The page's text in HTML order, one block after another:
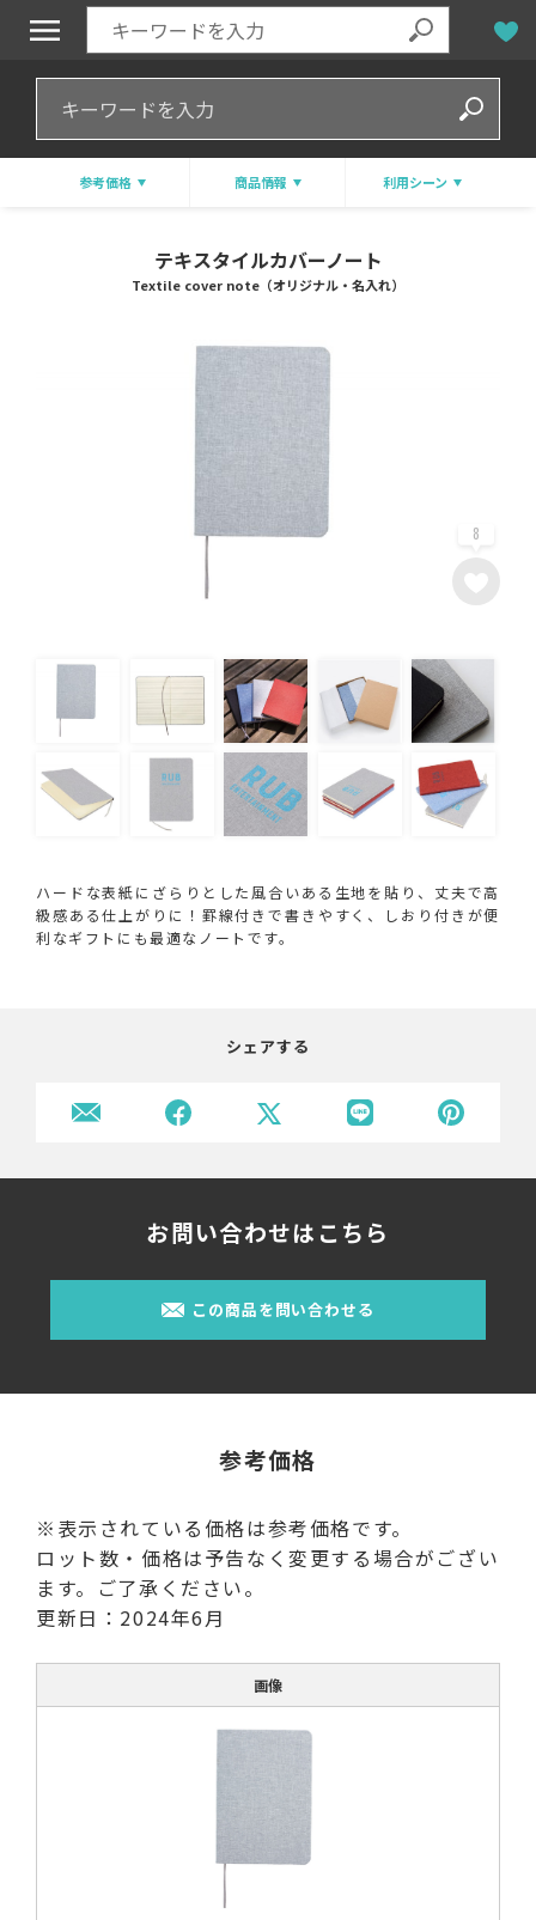
参考価格 商品情報 利用シーン
テキスタイルカバーノート
Textile cover note（オリジナル・名入れ）
8
ハードな表紙にざらりとした風合いある生地を貼り、丈夫で高
級感ある仕上がりに！罫線付きで書きやすく、しおり付きが便
利なギフトにも最適なノートです。
シェアする
お問い合わせはこちら
この商品を問い合わせる
参考価格
※表示されている価格は参考価格です。
ロット数・価格は予告なく変更する場合がござい
ます。ご了承ください。
更新日：2024年6月
画像